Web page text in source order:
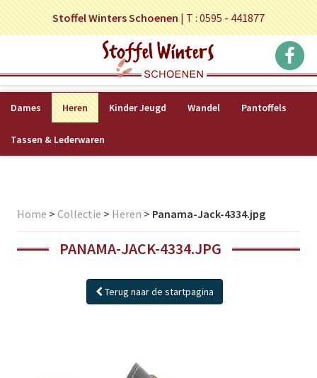
Stoffel Winters Schoenen|T : 0595 - 441877
Dames Heren Kinder Jeugd Wandel Pantoffels
Tassen & Lederwaren
Home > Collectie > Heren > Panama-Jack-4334.jpg
PANAMA-JACK-4334.JPG
Terug naar de startpagina